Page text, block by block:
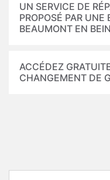
UN SERVICE DE
PROPOSÉ PAR UNE
BEAUMONT EN
ACCÉDEZ
CHANGEMENT DE